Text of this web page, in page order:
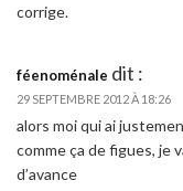
corrige.
féenoménale dit :
29 SEPTEMBRE 2012 À 18:26
alors moi qui ai
comme ça de figues, je
d’avance